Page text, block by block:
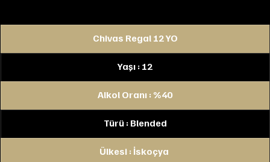
Chivas Regal 12 YO
Yaşı : 12
Alkol Oranı : %40
Türü : Blended
Ülkesi : İskoçya